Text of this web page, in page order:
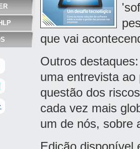
que vai
Outros
uma entrevista
questão dos
cada vez mais
um de nós, sobre
Edição disponível